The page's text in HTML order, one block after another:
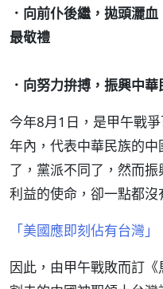
．向前仆後繼，拋頭灑
最敬禮
．向努力拚搏，振興中
今年8月1日，是甲午戰
年內，代表中華民族的
了，黨派不同了，然而
利益的使命，卻一點都沒
「美國應即刻佔有台灣」
因此，由甲午戰敗而訂